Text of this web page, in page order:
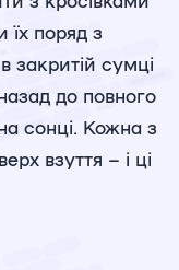
їх поряд з
закритій сумці
до повного
сонці. Кожна з
взуття – і ці